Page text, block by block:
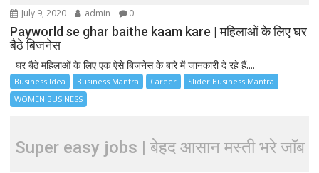
July 9, 2020 admin 0
Payworld se ghar baithe kaam kare | महिलाओं के लिए घर
बैठे बिजनेस
घर बैठे महिलाओं के लिए एक ऐसे बिजनेस के बारे में जानकारी दे रहे हैं....
Business Idea Business Mantra Career
Slider Business Mantra
WOMEN BUSINESS
Super easy jobs | बेहद आसान मस्ती भरे जाॅब